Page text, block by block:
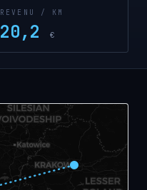
REVENU / KM
20,2€